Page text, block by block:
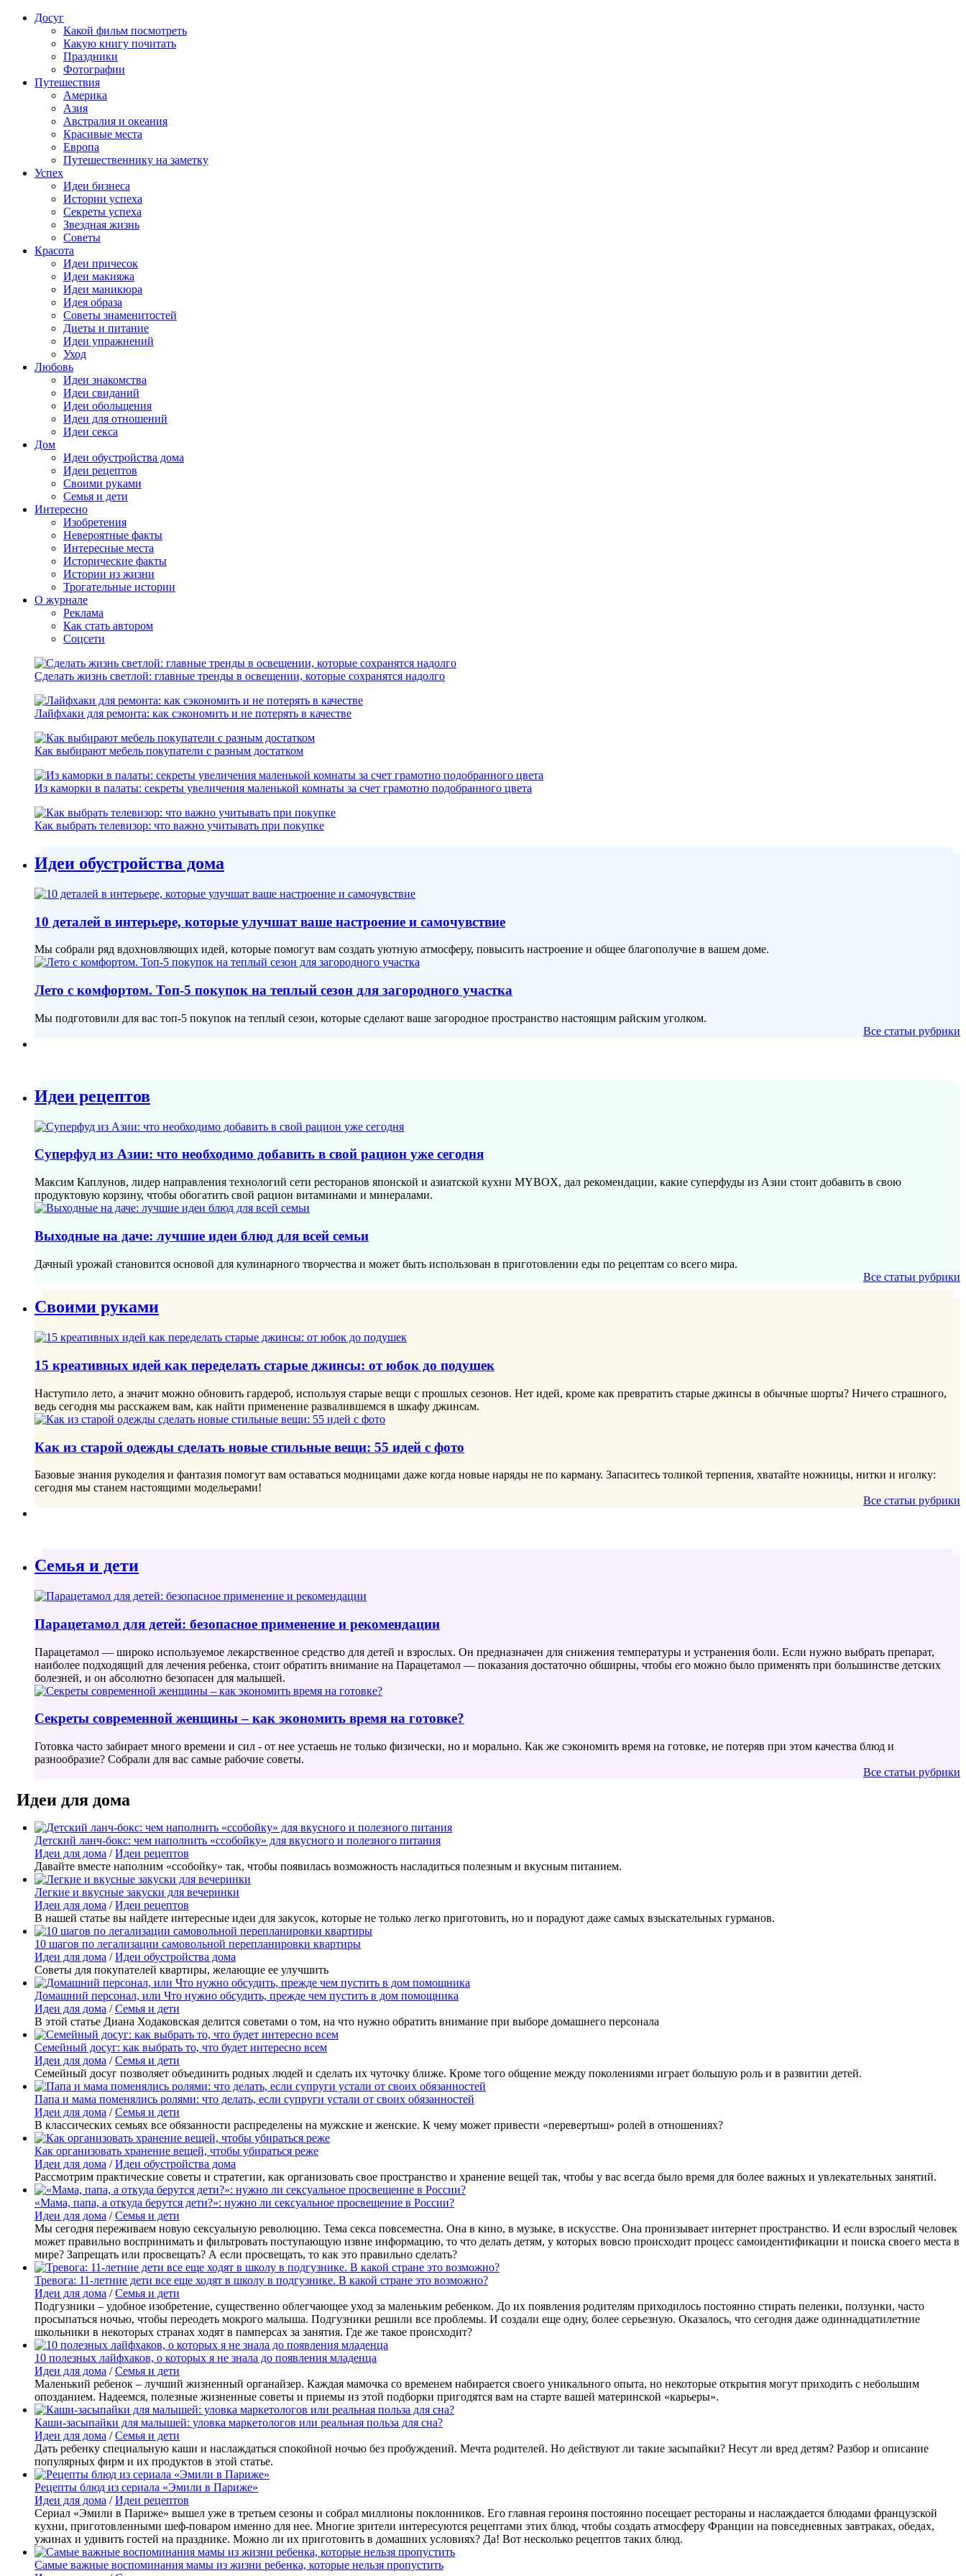
Досуг
Какой фильм посмотреть
Какую книгу почитать
Праздники
Фотографии
Путешествия
Америка
Азия
Австралия и океания
Красивые места
Европа
Путешественнику на заметку
Успех
Идеи бизнеса
Истории успеха
Секреты успеха
Звездная жизнь
Советы
Красота
Идеи причесок
Идеи макияжа
Идеи маникюра
Идея образа
Советы знаменитостей
Диеты и питание
Идеи упражнений
Уход
Любовь
Идеи знакомства
Идеи свиданий
Идеи обольщения
Идеи для отношений
Идеи секса
Дом
Идеи обустройства дома
Идеи рецептов
Своими руками
Семья и дети
Интересно
Изобретения
Невероятные факты
Интересные места
Исторические факты
Истории из жизни
Трогательные истории
О журнале
Реклама
Как стать автором
Соцсети
Сделать жизнь светлой: главные тренды в освещении, которые сохранятся надолго
Лайфхаки для ремонта: как сэкономить и не потерять в качестве
Как выбирают мебель покупатели с разным достатком
Из каморки в палаты: секреты увеличения маленькой комнаты за счет грамотно подобранного цвета
Как выбрать телевизор: что важно учитывать при покупке
Идеи обустройства дома
10 деталей в интерьере, которые улучшат ваше настроение и самочувствие
Мы собрали ряд вдохновляющих идей, которые помогут вам создать уютную атмосферу, повысить настроение и общее благополучие в вашем доме.
Лето с комфортом. Топ-5 покупок на теплый сезон для загородного участка
Мы подготовили для вас топ-5 покупок на теплый сезон, которые сделают ваше загородное пространство настоящим райским уголком.
Все статьи рубрики
Идеи рецептов
Суперфуд из Азии: что необходимо добавить в свой рацион уже сегодня
Максим Каплунов, лидер направления технологий сети ресторанов японской и азиатской кухни MYBOX, дал рекомендации, какие суперфуды из Азии стоит добавить в свою
продуктовую корзину, чтобы обогатить свой рацион витаминами и минералами.
Выходные на даче: лучшие идеи блюд для всей семьи
Дачный урожай становится основой для кулинарного творчества и может быть использован в приготовлении еды по рецептам со всего мира.
Все статьи рубрики
Своими руками
15 креативных идей как переделать старые джинсы: от юбок до подушек
Наступило лето, а значит можно обновить гардероб, используя старые вещи с прошлых сезонов. Нет идей, кроме как превратить старые джинсы в обычные шорты? Ничего страшного,
ведь сегодня мы расскажем вам, как найти применение развалившемся в шкафу джинсам.
Как из старой одежды сделать новые стильные вещи: 55 идей с фото
Базовые знания рукоделия и фантазия помогут вам оставаться модницами даже когда новые наряды не по карману. Запаситесь толикой терпения, хватайте ножницы, нитки и иголку:
сегодня мы станем настоящими модельерами!
Все статьи рубрики
Семья и дети
Парацетамол для детей: безопасное применение и рекомендации
Парацетамол — широко используемое лекарственное средство для детей и взрослых. Он предназначен для снижения температуры и устранения боли. Если нужно выбрать препарат,
наиболее подходящий для лечения ребенка, стоит обратить внимание на Парацетамол — показания достаточно обширны, чтобы его можно было применять при большинстве детских
болезней, и он абсолютно безопасен для малышей.
Секреты современной женщины – как экономить время на готовке?
Готовка часто забирает много времени и сил - от нее устаешь не только физически, но и морально. Как же сэкономить время на готовке, не потеряв при этом качества блюд и
разнообразие? Собрали для вас самые рабочие советы.
Все статьи рубрики
Идеи для дома
Детский ланч-бокс: чем наполнить «ссобойку» для вкусного и полезного питания
Идеи для дома /Идеи рецептов
Давайте вместе наполним «ссобойку» так, чтобы появилась возможность насладиться полезным и вкусным питанием.
Легкие и вкусные закуски для вечеринки
Идеи для дома /Идеи рецептов
В нашей статье вы найдете интересные идеи для закусок, которые не только легко приготовить, но и порадуют даже самых взыскательных гурманов.
10 шагов по легализации самовольной перепланировки квартиры
Идеи для дома /Идеи обустройства дома
Советы для покупателей квартиры, желающие ее улучшить
Домашний персонал, или Что нужно обсудить, прежде чем пустить в дом помощника
Идеи для дома /Семья и дети
В этой статье Диана Ходаковская делится советами о том, на что нужно обратить внимание при выборе домашнего персонала
Семейный досуг: как выбрать то, что будет интересно всем
Идеи для дома /Семья и дети
Семейный досуг позволяет объединить родных людей и сделать их чуточку ближе. Кроме того общение между поколениями играет большую роль и в развитии детей.
Папа и мама поменялись ролями: что делать, если супруги устали от своих обязанностей
Идеи для дома /Семья и дети
В классических семьях все обязанности распределены на мужские и женские. К чему может привести «перевертыш» ролей в отношениях?
Как организовать хранение вещей, чтобы убираться реже
Идеи для дома /Идеи обустройства дома
Рассмотрим практические советы и стратегии, как организовать свое пространство и хранение вещей так, чтобы у вас всегда было время для более важных и увлекательных занятий.
«Мама, папа, а откуда берутся дети?»: нужно ли сексуальное просвещение в России?
Идеи для дома /Семья и дети
Мы сегодня переживаем новую сексуальную революцию. Тема секса повсеместна. Она в кино, в музыке, в искусстве. Она пронизывает интернет пространство. И если взрослый человек
может правильно воспринимать и фильтровать поступающую извне информацию, то что делать детям, у которых вовсю происходит процесс самоидентификации и поиска своего места в
мире? Запрещать или просвещать? А если просвещать, то как это правильно сделать?
Тревога: 11-летние дети все еще ходят в школу в подгузнике. В какой стране это возможно?
Идеи для дома /Семья и дети
Подгузники – удобное изобретение, существенно облегчающее уход за маленьким ребенком. До их появления родителям приходилось постоянно стирать пеленки, ползунки, часто
просыпаться ночью, чтобы переодеть мокрого малыша. Подгузники решили все проблемы. И создали еще одну, более серьезную. Оказалось, что сегодня даже одиннадцатилетние
школьники в некоторых странах ходят в памперсах за занятия. Где же такое происходит?
10 полезных лайфхаков, о которых я не знала до появления младенца
Идеи для дома /Семья и дети
Маленький ребенок – лучший жизненный органайзер. Каждая мамочка со временем набирается своего уникального опыта, но некоторые открытия могут приходить с небольшим
опозданием. Надеемся, полезные жизненные советы и приемы из этой подборки пригодятся вам на старте вашей материнской «карьеры».
Каши-засыпайки для малышей: уловка маркетологов или реальная польза для сна?
Идеи для дома /Семья и дети
Дать ребенку специальную каши и наслаждаться спокойной ночью без пробуждений. Мечта родителей. Но действуют ли такие засыпайки? Несут ли вред детям? Разбор и описание
популярных фирм и их продуктов в этой статье.
Рецепты блюд из сериала «Эмили в Париже»
Идеи для дома /Идеи рецептов
Сериал «Эмили в Париже» вышел уже в третьем сезоны и собрал миллионы поклонников. Его главная героиня постоянно посещает рестораны и наслаждается блюдами французской
кухни, приготовленными шеф-поваром именно для нее. Многие зрители интересуются рецептами этих блюд, чтобы создать атмосферу Франции на повседневных завтраках, обедах,
ужинах и удивить гостей на празднике. Можно ли их приготовить в домашних условиях? Да! Вот несколько рецептов таких блюд.
Самые важные воспоминания мамы из жизни ребенка, которые нельзя пропустить